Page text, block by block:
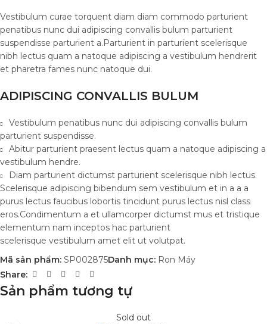
Vestibulum curae torquent diam diam commodo parturient
penatibus nunc dui adipiscing convallis bulum parturient
suspendisse parturient a.Parturient in parturient scelerisque
nibh lectus quam a natoque adipiscing a vestibulum hendrerit
et pharetra fames nunc natoque dui.
ADIPISCING CONVALLIS BULUM
Vestibulum penatibus nunc dui adipiscing convallis bulum
parturient suspendisse.
Abitur parturient praesent lectus quam a natoque adipiscing a
vestibulum hendre.
Diam parturient dictumst parturient scelerisque nibh lectus.
Scelerisque adipiscing bibendum sem vestibulum et in a a a
purus lectus faucibus lobortis tincidunt purus lectus nisl class
eros.Condimentum a et ullamcorper dictumst mus et tristique
elementum nam inceptos hac parturient
scelerisque vestibulum amet elit ut volutpat.
Mã sản phẩm: SP002875Danh mục: Ron Máy
Share:
Sản phẩm tương tự
Sold out